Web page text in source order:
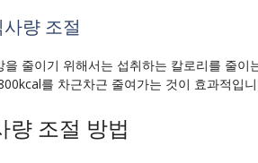
량 조절
을 줄이기 위해서는 섭취하는 칼로리를 줄
를 차근차근 줄여가는 것이 효과적입
량 조절 방법